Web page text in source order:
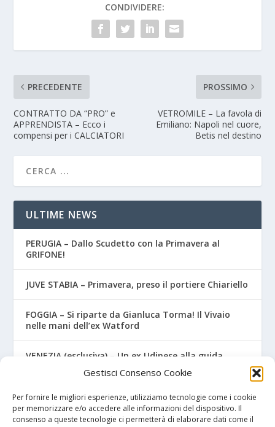
Gestisci Consenso Cookie
Per fornire le migliori esperienze, utilizziamo tecnologie come i cookie
per memorizzare e/o accedere alle informazioni del dispositivo. Il
consenso a queste tecnologie ci permetterà di elaborare dati come il
CONDIVIDERE:
PRECEDENTE
CONTRATTO DA “PRO” e
APPRENDISTA – Ecco i
compensi per i CALCIATORI
PROSSIMO
VETROMILE – La favola di
Emiliano: Napoli nel cuore,
Betis nel destino
ULTIME NEWS
PERUGIA – Dallo Scudetto con la Primavera al
GRIFONE!
JUVE STABIA – Primavera, preso il portiere Chiariello
FOGGIA – Si riparte da Gianluca Torma! Il Vivaio
nelle mani dell’ex Watford
VENEZIA (esclusiva) – Un ex Udinese alla guida
Lecce – Dal Salento al…Salento! Ceduto un classe
2007